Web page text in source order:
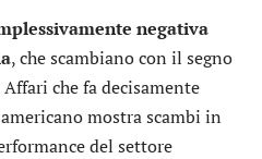
negativa
, che scambiano con il segno
che fa decisamente
mostra scambi in
del settore